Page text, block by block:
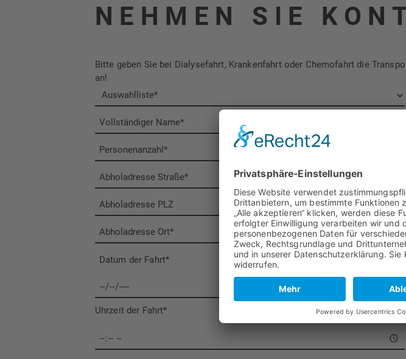
NEHMEN SIE
Bitte geben Sie bei Dialysefahrt, Krankenfahrt oder Chemofahrt die
an!
Datum der Fahrt*
Uhrzeit der Fahrt*